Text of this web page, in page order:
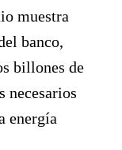
muestra
banco,
billones de
necesarios
energía